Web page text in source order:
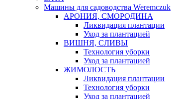
Машины для садоводства Weremczuk
АРОНИЯ, СМОРОДИНА
Ликвидация плантации
Уход за плантацией
ВИШНЯ, СЛИВЫ
Технология уборки
Уход за плантацией
ЖИМОЛОСТЬ
Ликвидация плантации
Технология уборки
Уход за плантацией